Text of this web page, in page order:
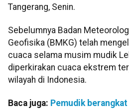
Tangerang, Senin.
Sebelumnya Badan
Geofisika (BMKG) telah
cuaca selama musim mudik
diperkirakan cuaca ekstrem
wilayah di Indonesia.
Baca juga: Pemudik